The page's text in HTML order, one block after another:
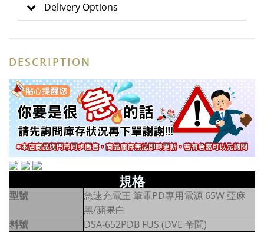
Delivery Options
DESCRIPTION
規格
型號
急速充電王 筆電PD專用電源 65W 亞麻
黑/蘋果白
料號
DSA-652PDB FUS (DVE 帝聞)